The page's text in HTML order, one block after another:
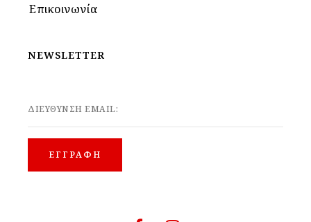
Επικοινωνία
NEWSLETTER
ΔΙΕΥΘΥΝΣΗ EMAIL: